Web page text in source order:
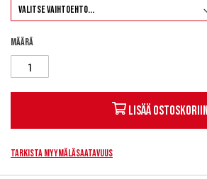
Määrä
Lisää ostoskoriin
Tarkista myymäläsaatavuus